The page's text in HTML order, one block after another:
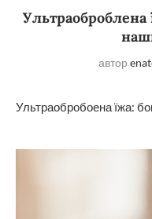
Ультраоброблена
автор
Ультраобробоена їжа: